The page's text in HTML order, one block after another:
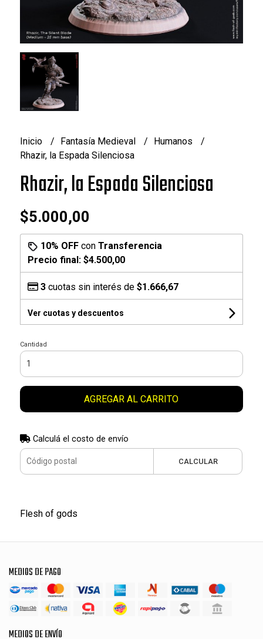
Inicio Fantasía Medieval
Humanos
Rhazir, la Espada Silenciosa
Rhazir, la Espada Silenciosa
$5.000,00
10% OFFcon Transferencia
Precio final: $4.500,00
3cuotas sin interés de $1.666,67
Ver cuotas y descuentos
Cantidad
AGREGAR AL CARRITO
Calculá el costo de envío
CALCULAR
Flesh of gods
MEDIOS DE PAGO
MEDIOS DE ENVÍO